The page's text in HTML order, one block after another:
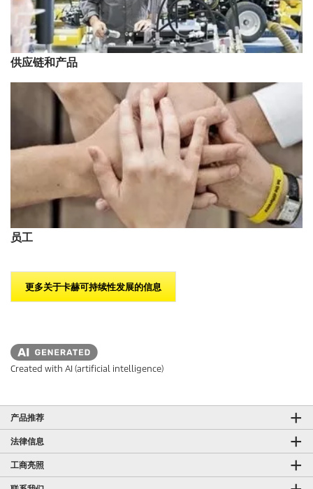
供应链和产品
员工
更多关于卡赫可持续性发展的信息
Created with AI (artificial intelligence)
产品推荐
法律信息
工商亮照